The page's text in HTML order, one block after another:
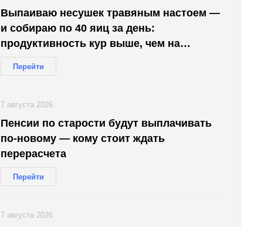
Выпаиваю несушек травяным настоем —
и собираю по 40 яиц за день:
продуктивность кур выше, чем на
Перейти
Пенсии по старости будут выплачивать
по-новому — кому стоит ждать
перерасчета
Перейти
7 августа 2026
7 августа 2026